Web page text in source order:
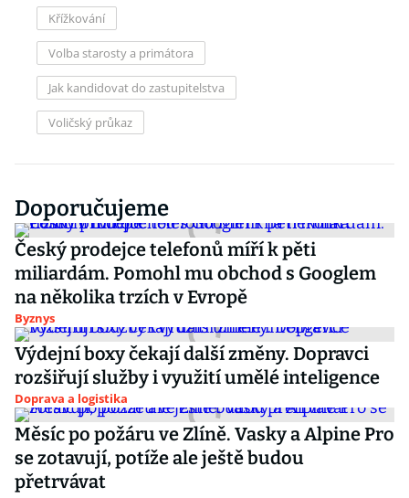
Křížkování
Volba starosty a primátora
Jak kandidovat do zastupitelstva
Voličský průkaz
Doporučujeme
Český prodejce telefonů míří k pěti
miliardám. Pomohl mu obchod s Googlem
na několika trzích v Evropě
Byznys
Výdejní boxy čekají další změny. Dopravci
rozšiřují služby i využití umělé inteligence
Doprava a logistika
Měsíc po požáru ve Zlíně. Vasky a Alpine Pro
se zotavují, potíže ale ještě budou
přetrvávat